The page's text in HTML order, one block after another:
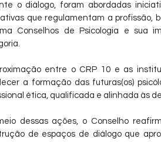
o diálogo, foram abordadas
que regulamentam a profissão,
Conselhos de Psicologia e sua
entre o CRP 10 e as
a formação das futuras(os)
ética, qualificada e alinhada às
dessas ações, o Conselho
de espaços de diálogo que